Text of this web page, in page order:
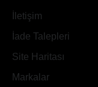
İletişim
İade Talepleri
Site Haritası
Markalar